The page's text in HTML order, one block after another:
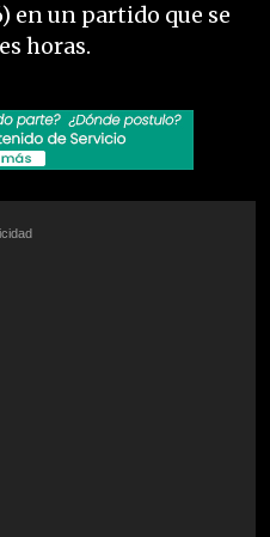
en un partido que se
horas.